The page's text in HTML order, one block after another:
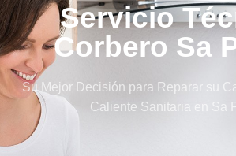
Servicio
Corbero Sa
Su Mejor Decisión para Reparar su
Caliente Sanitaria en Sa